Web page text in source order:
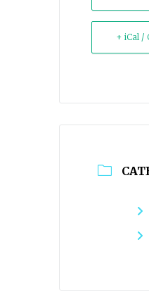
+ iCal /